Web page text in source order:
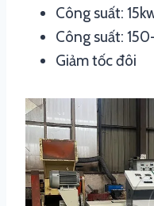
Công suất:
Công suất:
Giảm tốc đôi